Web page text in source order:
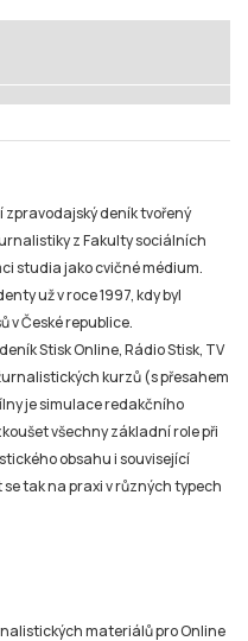
deník tvořený
z Fakulty sociálních
studia jako cvičné médium.
už v roce 1997, kdy byl
v České republice.
Stisk Online, Rádio Stisk, TV
kurzů (s přesahem
je simulace redakčního
všechny základní role při
obsahu i související
tak na praxi v různých typech
materiálů pro Online